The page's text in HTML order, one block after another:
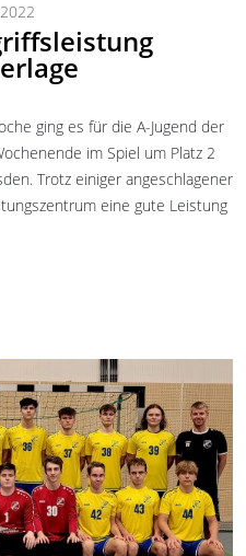
ging es für die A-Jugend der
im Spiel um Platz 2
Trotz einiger angeschlagener
eine gute Leistung